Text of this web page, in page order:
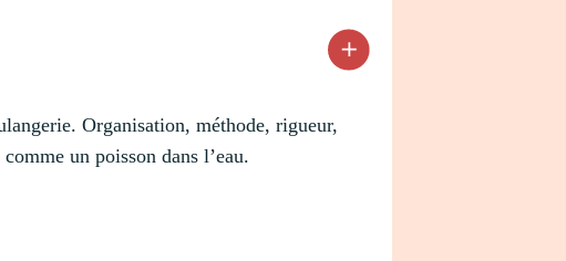
Organisation, méthode, rigueur,
un poisson dans l’eau.